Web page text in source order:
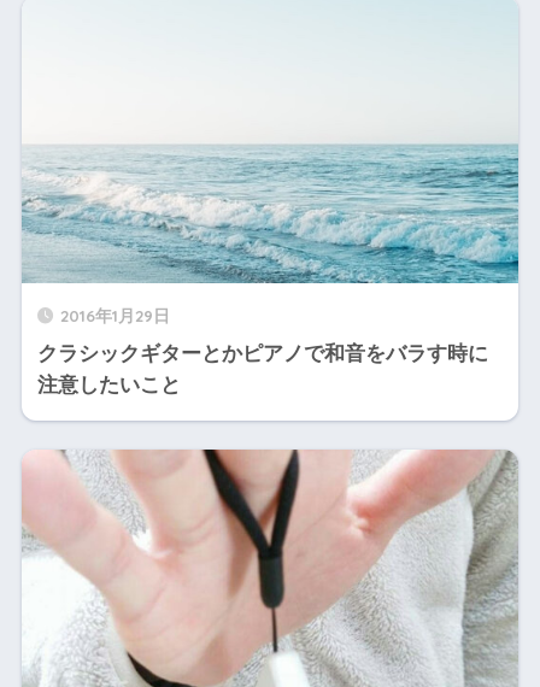
2016年1月29日
クラシックギターとかピアノで和音をバラす時に
注意したいこと